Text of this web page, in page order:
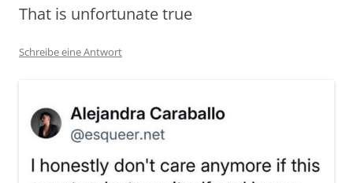
That is unfortunate true
Schreibe eine Antwort